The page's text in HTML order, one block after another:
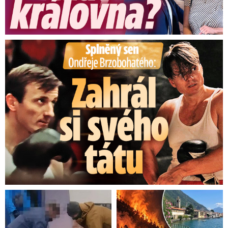
Splněný sen Ondřeje Brzobohatého: Zahrál si svého tátu